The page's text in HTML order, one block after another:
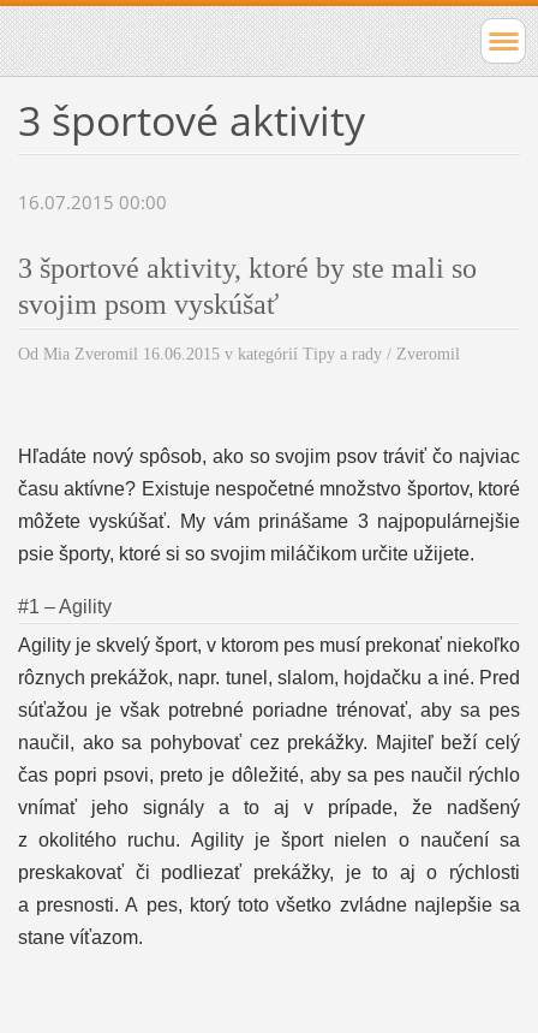
3 športové aktivity
16.07.2015 00:00
3 športové aktivity, ktoré by ste mali so
svojim psom vyskúšať
Od Mia Zveromil 16.06.2015 v kategórií Tipy a rady/ Zveromil
Hľadáte nový spôsob, ako so svojim psov tráviť čo najviac
času aktívne? Existuje nespočetné množstvo športov, ktoré
môžete vyskúšať. My vám prinášame 3 najpopulárnejšie
psie športy, ktoré si so svojim miláčikom určite užijete.
#1 – Agility
Agility je skvelý šport, v ktorom pes musí prekonať niekoľko
rôznych prekážok, napr. tunel, slalom, hojdačku a iné. Pred
súťažou je však potrebné poriadne trénovať, aby sa pes
naučil, ako sa pohybovať cez prekážky. Majiteľ beží celý
čas popri psovi, preto je dôležité, aby sa pes naučil rýchlo
vnímať jeho signály a to aj v prípade, že nadšený
z okolitého ruchu. Agility je šport nielen o naučení sa
preskakovať či podliezať prekážky, je to aj o rýchlosti
a presnosti. A pes, ktorý toto všetko zvládne najlepšie sa
stane víťazom.